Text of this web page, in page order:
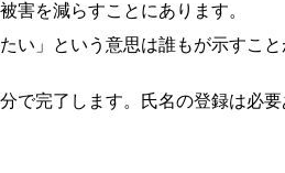
害を減らすことにあります。
い」という意思は誰もが示すこ
で完了します。氏名の登録は必